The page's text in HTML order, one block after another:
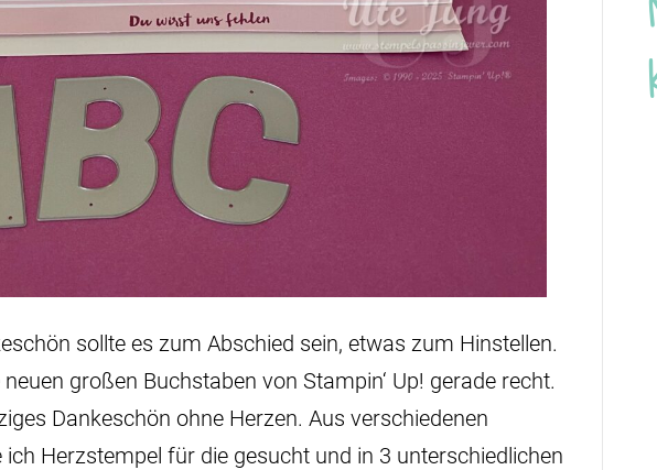
sollte es zum Abschied sein, etwas zum Hinstellen.
großen Buchstaben von Stampin‘ Up! gerade recht.
Dankeschön ohne Herzen. Aus verschiedenen
ich Herzstempel für die gesucht und in 3 unterschiedlichen